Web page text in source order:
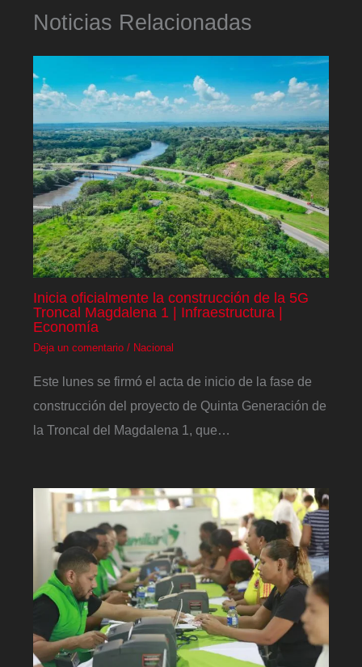
Noticias Relacionadas
Inicia oficialmente la construcción de la 5G
Troncal Magdalena 1 | Infraestructura |
Economía
Deja un comentario / Nacional
Este lunes se firmó el acta de inicio de la fase de
construcción del proyecto de Quinta Generación de
la Troncal del Magdalena 1, que…